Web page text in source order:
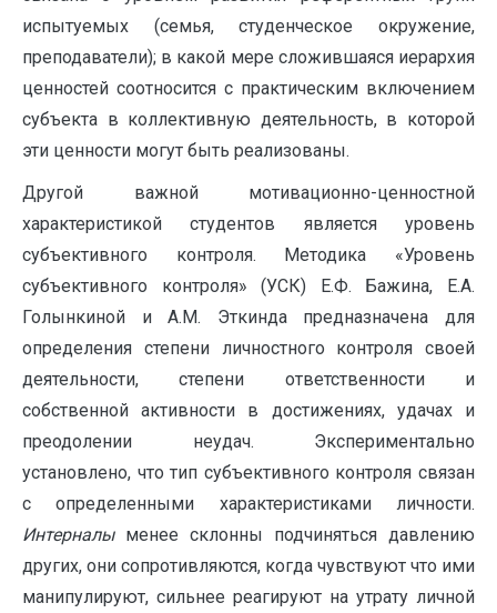
испытуемых (семья, студенческое окружение,
преподаватели); в какой мере сложившаяся иерархия
ценностей соотносится с практическим включением
субъекта в коллективную деятельность, в которой
эти ценности могут быть реализованы.
Другой важной мотивационно-ценностной
характеристикой студентов является уровень
субъективного контроля. Методика «Уровень
субъективного контроля» (УСК) Е.Ф. Бажина, Е.А.
Голынкиной и А.М. Эткинда предназначена для
определения степени личностного контроля своей
деятельности, степени ответственности и
собственной активности в достижениях, удачах и
преодолении неудач. Экспериментально
установлено, что тип субъективного контроля связан
с определенными характеристиками личности.
Интерналыменее склонны подчиняться давлению
других, они сопротивляются, когда чувствуют что ими
манипулируют, сильнее реагируют на утрату личной